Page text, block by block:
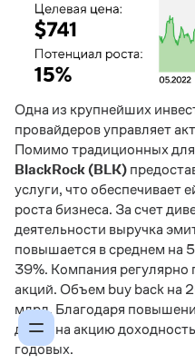
Одна из крупнейших
провайдеров управляет
Помимо традиционных
BlackRock (BLK)
услуги, что обеспечивает
роста бизнеса. За счет
деятельности выручка
повышается в среднем на
39%. Компания регулярно
акций. Объем buy back на
млрд. Благодаря
до $5 на акцию
годовых.